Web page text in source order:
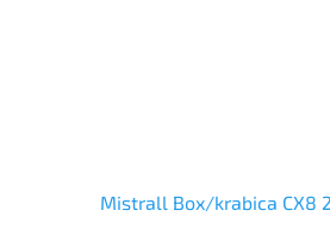
Mistrall Box/krabica CX8